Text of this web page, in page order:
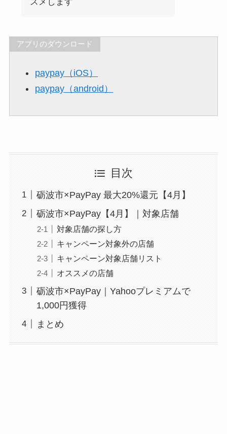
スメします
アプリのダウンロード
paypay（iOS）
paypay（android）
目次
砺波市×PayPay 最大20%還元【4月】
砺波市×PayPay【4月】｜対象店舗
対象店舗の探し方
キャンペーン対象外の店舗
キャンペーン対象店舗リスト
オススメの店舗
砺波市×PayPay｜Yahooプレミアムで
1,000円獲得
まとめ